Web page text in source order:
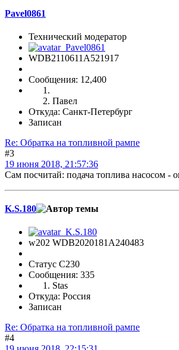
Pavel0861
Технический модератор
WDB2110611A521917
Сообщения: 12,400
Павел
Откуда: Санкт-Петербург
Записан
Re: Обратка на топливной рампе
#3
19 июня 2018, 21:57:36
Сам посчитай: подача топлива насосом -
K.S.180
w202 WDB2020181A240483
Статус C230
Сообщения: 335
Stas
Откуда: Россия
Записан
Re: Обратка на топливной рампе
#4